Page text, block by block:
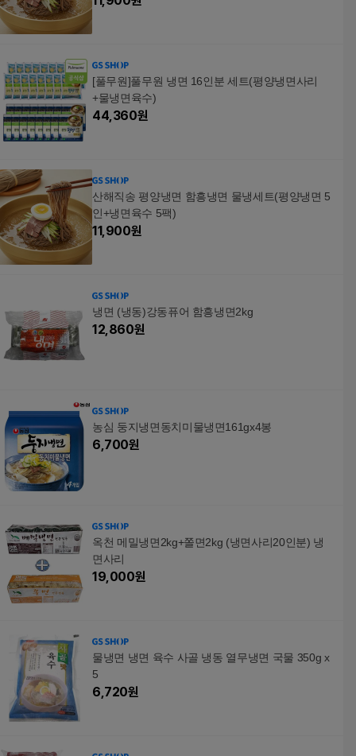
[풀무원]풀무원 냉면 16인분 세트(평양냉면사리
+물냉면육수)
44,360원
산해직송 평양냉면 함흥냉면 물냉세트(평양냉면 5
인+냉면육수 5팩)
11,900원
냉면 (냉동)강동퓨어 함흥냉면2kg
12,860원
농심 둥지냉면동치미물냉면161gx4봉
6,700원
옥천 메밀냉면2kg+쫄면2kg (냉면사리20인분) 냉
면사리
19,000원
물냉면 냉면 육수 사골 냉동 열무냉면 국물 350g x
5
6,720원